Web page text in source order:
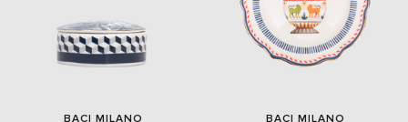
BACI MILANO BACI MILANO